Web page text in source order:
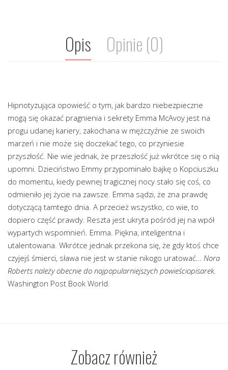
Opis Opinie (0)
Hipnotyzująca opowieść o tym, jak bardzo niebezpieczne
mogą się okazać pragnienia i sekrety Emma McAvoy jest na
progu udanej kariery, zakochana w mężczyźnie ze swoich
marzeń i nie może się doczekać tego, co przyniesie
przyszłość. Nie wie jednak, że przeszłość już wkrótce się o nią
upomni. Dzieciństwo Emmy przypominało bajkę o Kopciuszku
do momentu, kiedy pewnej tragicznej nocy stało się coś, co
odmieniło jej życie na zawsze. Emma sądzi, że zna prawdę
dotyczącą tamtego dnia. A przecież wszystko, co wie, to
dopiero część prawdy. Reszta jest ukryta pośród jej na wpół
wypartych wspomnień. Emma. Piękna, inteligentna i
utalentowana. Wkrótce jednak przekona się, że gdy ktoś chce
czyjejś śmierci, sława nie jest w stanie nikogo uratować… Nora
Roberts należy obecnie do najpopularniejszych powieściopisarek.
Washington Post Book World.
Zobacz również